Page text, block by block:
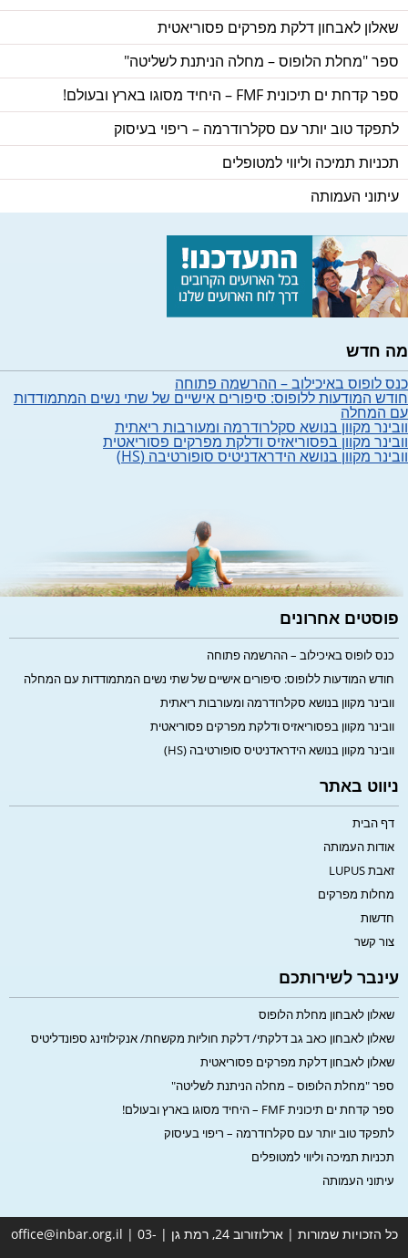
שאלון לאבחון דלקת מפרקים פסוריאטית
ספר "מחלת הלופוס – מחלה הניתנת לשליטה"
ספר קדחת ים תיכונית FMF – היחיד מסוגו בארץ ובעולם!
לתפקד טוב יותר עם סקלרודרמה – ריפוי בעיסוק
תכניות תמיכה וליווי למטופלים
עיתוני העמותה
מה חדש
כנס לופוס באיכילוב – ההרשמה פתוחה
חודש המודעות ללופוס: סיפורים אישיים של שתי נשים המתמודדות
עם המחלה
וובינר מקוון בנושא סקלרודרמה ומעורבות ריאתית
וובינר מקוון בפסוריאזיס ודלקת מפרקים פסוריאטית
וובינר מקוון בנושא הידראדניטיס סופורטיבה (HS)
פוסטים אחרונים
כנס לופוס באיכילוב – ההרשמה פתוחה
חודש המודעות ללופוס: סיפורים אישיים של שתי נשים המתמודדות עם המחלה
וובינר מקוון בנושא סקלרודרמה ומעורבות ריאתית
וובינר מקוון בפסוריאזיס ודלקת מפרקים פסוריאטית
וובינר מקוון בנושא הידראדניטיס סופורטיבה (HS)
ניווט באתר
דף הבית
אודות העמותה
זאבת LUPUS
מחלות מפרקים
חדשות
צור קשר
עינבר לשירותכם
שאלון לאבחון מחלת הלופוס
שאלון לאבחון כאב גב דלקתי/ דלקת חוליות מקשחת/ אנקילוזינג ספונדליטיס
שאלון לאבחון דלקת מפרקים פסוריאטית
ספר "מחלת הלופוס – מחלה הניתנת לשליטה"
ספר קדחת ים תיכונית FMF – היחיד מסוגו בארץ ובעולם!
לתפקד טוב יותר עם סקלרודרמה – ריפוי בעיסוק
תכניות תמיכה וליווי למטופלים
עיתוני העמותה
כל הזכויות שמורות | ארלוזורוב 24, רמת גן | office@inbar.org.il | 03-